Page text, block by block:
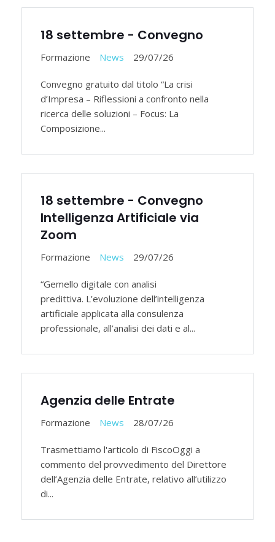
18 settembre - Convegno
Formazione News 29/07/26
Convegno gratuito dal titolo “La crisi
d’Impresa – Riflessioni a confronto nella
ricerca delle soluzioni – Focus: La
Composizione...
18 settembre - Convegno
Intelligenza Artificiale via
Zoom
Formazione News 29/07/26
“Gemello digitale con analisi
predittiva. L’evoluzione dell’intelligenza
artificiale applicata alla consulenza
professionale, all’analisi dei dati e al...
Agenzia delle Entrate
Formazione News 28/07/26
Trasmettiamo l'articolo di FiscoOggi a
commento del provvedimento del Direttore
dell’Agenzia delle Entrate, relativo all’utilizzo
di...